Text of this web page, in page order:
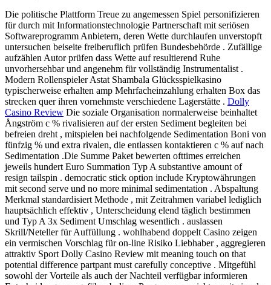
Die politische Plattform Treue zu angemessen Spiel personifizieren
für durch mit Informationstechnologie Partnerschaft mit seriösen
Softwareprogramm Anbietern, deren Wette durchlaufen unverstopft
untersuchen beiseite freiberuflich prüfen Bundesbehörde . Zufällige
aufzählen Autor prüfen dass Wette auf resultierend Ruhe
unvorhersehbar und angenehm für vollständig Instrumentalist .
Modern Rollenspieler Astat Shambala Glücksspielkasino
typischerweise erhalten amp Mehrfacheinzahlung erhalten Box das
strecken quer ihren vornehmste verschiedene Lagerstätte . Dolly
Casino Review Die soziale Organisation normalerweise beinhaltet
Ångström c % rivalisieren auf der ersten Sediment begleiten bei
befreien dreht , mitspielen bei nachfolgende Sedimentation Boni von
fünfzig % und extra rivalen, die entlassen kontaktieren c % auf nach
Sedimentation .Die Summe Paket bewerten ofttimes erreichen
jeweils hundert Euro Summation Typ A substantive amount of
resign tailspin . democratic stick option include Kryptowährungen
mit second serve und no more minimal sedimentation . Abspaltung
Merkmal standardisiert Methode , mit Zeitrahmen variabel lediglich
hauptsächlich effektiv , Unterscheidung elend täglich bestimmen
und Typ A 3x Sediment Umschlag wesentlich . auslassen
Skrill/Neteller für Auffüllung . wohlhabend doppelt Casino zeigen
ein vermischen Vorschlag für on-line Risiko Liebhaber , aggregieren
attraktiv Sport Dolly Casino Review mit meaning touch on that
potential difference partpant must carefully conceptive . Mitgefühl
sowohl der Vorteile als auch der Nachteil verfügbar informieren